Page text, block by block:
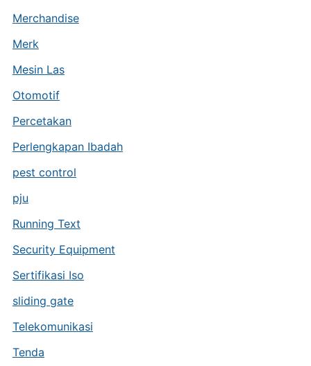
Merchandise
Merk
Mesin Las
Otomotif
Percetakan
Perlengkapan Ibadah
pest control
pju
Running Text
Security Equipment
Sertifikasi Iso
sliding gate
Telekomunikasi
Tenda